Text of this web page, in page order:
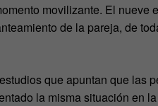
movilizante. El
de la pareja, de
que apuntan que las
la misma situación en